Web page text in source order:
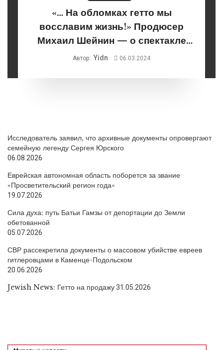
«… На обломках гетто мы
восславим жизнь!» Продюсер
Михаил Шейнин — о спектакле
«Кабаре Терезин»
Автор: Yidn 06.03.2024
Исследователь заявил, что архивные документы опровергают
семейную легенду Сергея Юрского
06.08.2026
Еврейская автономная область поборется за звание
«Просветительский регион года»
19.07.2026
Сила духа: путь Батьи Гамзы от депортации до Земли
обетованной
05.07.2026
СВР рассекретила документы о массовом убийстве евреев
гитлеровцами в Каменце-Подольском
20.06.2026
Jewish News: Гетто на продажу31.05.2026